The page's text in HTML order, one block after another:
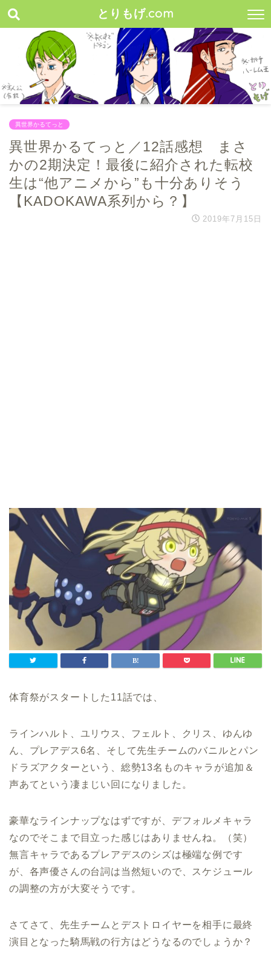
とりもげ.com
異世界かるてっと
異世界かるてっと／12話感想 まさ
かの2期決定！最後に紹介された転校
生は“他アニメから”も十分ありそう
【KADOKAWA系列から？】
2019年7月15日
体育祭がスタートした11話では、
ラインハルト、ユリウス、フェルト、クリス、ゆんゆ
ん、プレアデス6名、そして先生チームのバニルとパン
ドラズアクターという、総勢13名ものキャラが追加＆
声あてという凄まじい回になりました。
豪華なラインナップなはずですが、デフォルメキャラ
なのでそこまで目立った感じはありませんね。（笑）
無言キャラであるプレアデスのシズは極端な例です
が、各声優さんの台詞は当然短いので、スケジュール
の調整の方が大変そうです。
さてさて、先生チームとデストロイヤーを相手に最終
演目となった騎馬戦の行方はどうなるのでしょうか？